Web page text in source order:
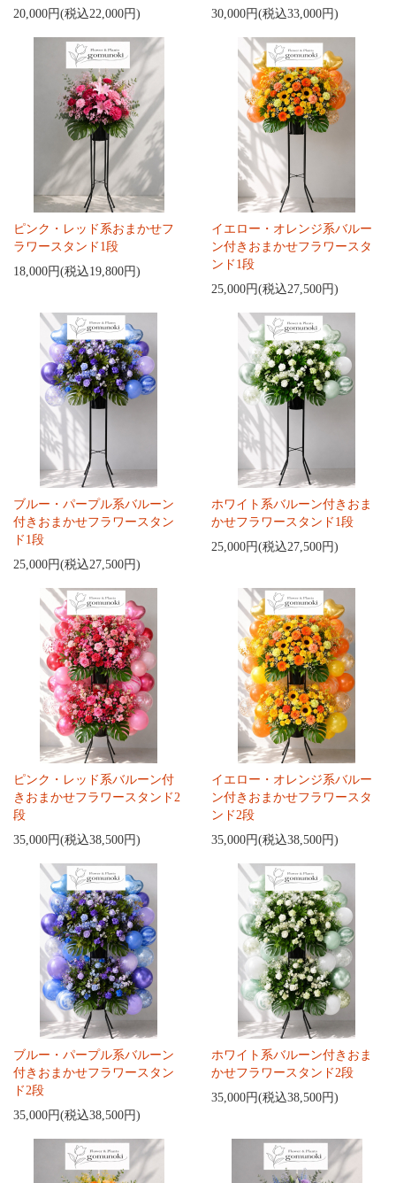
20,000円(税込22,000円)
30,000円(税込33,000円)
ピンク・レッド系おまかせフ
ラワースタンド1段
18,000円(税込19,800円)
イエロー・オレンジ系バルー
ン付きおまかせフラワースタ
ンド1段
25,000円(税込27,500円)
ブルー・パープル系バルーン
付きおまかせフラワースタン
ド1段
25,000円(税込27,500円)
ホワイト系バルーン付きおま
かせフラワースタンド1段
25,000円(税込27,500円)
ピンク・レッド系バルーン付
きおまかせフラワースタンド2
段
35,000円(税込38,500円)
イエロー・オレンジ系バルー
ン付きおまかせフラワースタ
ンド2段
35,000円(税込38,500円)
ブルー・パープル系バルーン
付きおまかせフラワースタン
ド2段
35,000円(税込38,500円)
ホワイト系バルーン付きおま
かせフラワースタンド2段
35,000円(税込38,500円)